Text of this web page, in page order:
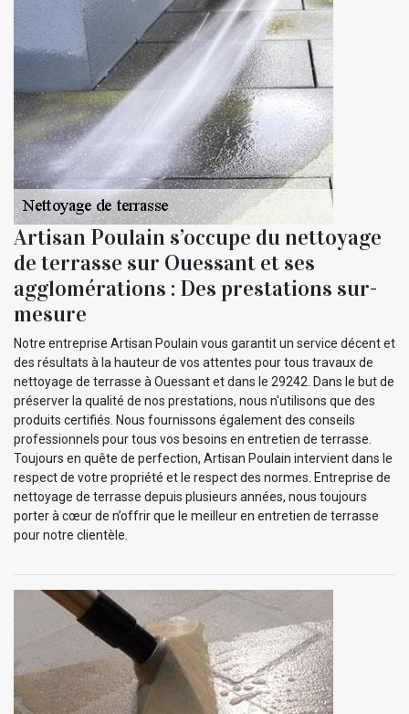
Artisan Poulain s’occupe du nettoyage
de terrasse sur Ouessant et ses
agglomérations : Des prestations sur-
mesure
Notre entreprise Artisan Poulain vous garantit un service décent et
des résultats à la hauteur de vos attentes pour tous travaux de
nettoyage de terrasse à Ouessant et dans le 29242. Dans le but de
préserver la qualité de nos prestations, nous n'utilisons que des
produits certifiés. Nous fournissons également des conseils
professionnels pour tous vos besoins en entretien de terrasse.
Toujours en quête de perfection, Artisan Poulain intervient dans le
respect de votre propriété et le respect des normes. Entreprise de
nettoyage de terrasse depuis plusieurs années, nous toujours
porter à cœur de n’offrir que le meilleur en entretien de terrasse
pour notre clientèle.